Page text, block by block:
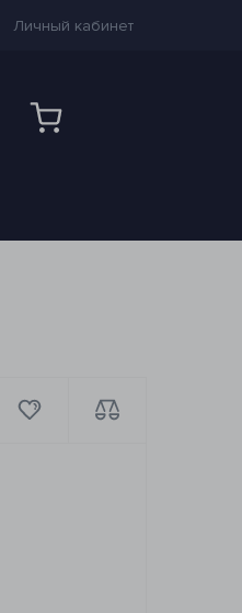
Личный кабинет